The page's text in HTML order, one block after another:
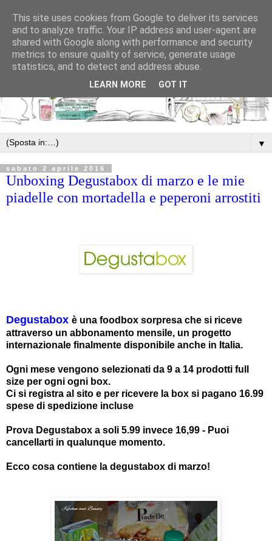
▼
sabato 2 aprile 2016
Unboxing Degustabox di marzo e le mie
piadelle con mortadella e peperoni arrostiti
Degustabox è una foodbox sorpresa che si riceve
attraverso un abbonamento mensile, un progetto
internazionale finalmente disponibile anche in Italia.
Ogni mese vengono selezionati da 9 a 14 prodotti full
size per ogni ogni box.
Ci si registra al sito e per ricevere la box si pagano 16.99
spese di spedizione incluse
Prova Degustabox a soli 5.99 invece 16,99 - Puoi
cancellarti in qualunque momento.
Ecco cosa contiene la degustabox di marzo!
This site uses cookies from Google to deliver its services
and to analyze traffic. Your IP address and user-agent are
shared with Google along with performance and security
metrics to ensure quality of service, generate usage
statistics, and to detect and address abuse.
LEARN MORE GOT IT